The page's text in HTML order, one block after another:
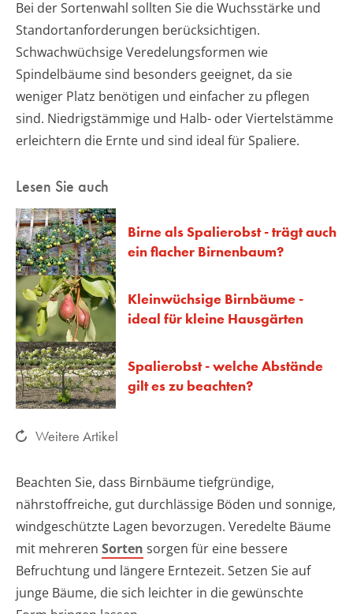
Bei der Sortenwahl sollten Sie die Wuchsstärke und
Standortanforderungen berücksichtigen.
Schwachwüchsige Veredelungsformen wie
Spindelbäume sind besonders geeignet, da sie
weniger Platz benötigen und einfacher zu pflegen
sind. Niedrigstämmige und Halb- oder Viertelstämme
erleichtern die Ernte und sind ideal für Spaliere.
Lesen Sie auch
Birne als Spalierobst - trägt auch
ein flacher Birnenbaum?
Kleinwüchsige Birnbäume -
ideal für kleine Hausgärten
Spalierobst - welche Abstände
gilt es zu beachten?
Weitere Artikel
Beachten Sie, dass Birnbäume tiefgründige,
nährstoffreiche, gut durchlässige Böden und sonnige,
windgeschützte Lagen bevorzugen. Veredelte Bäume
mit mehreren Sorten sorgen für eine bessere
Befruchtung und längere Erntezeit. Setzen Sie auf
junge Bäume, die sich leichter in die gewünschte